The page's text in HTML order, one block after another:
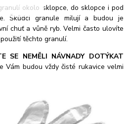
okolo sklopce, do sklopce i pod
Škůdci granule milují a budou je
chuť a vůně ryb. Velmi často ulovíte
těchto granulí.
SE NEMĚLI NÁVNADY DOTÝKAT
Vám budou vždy čisté rukavice velmi